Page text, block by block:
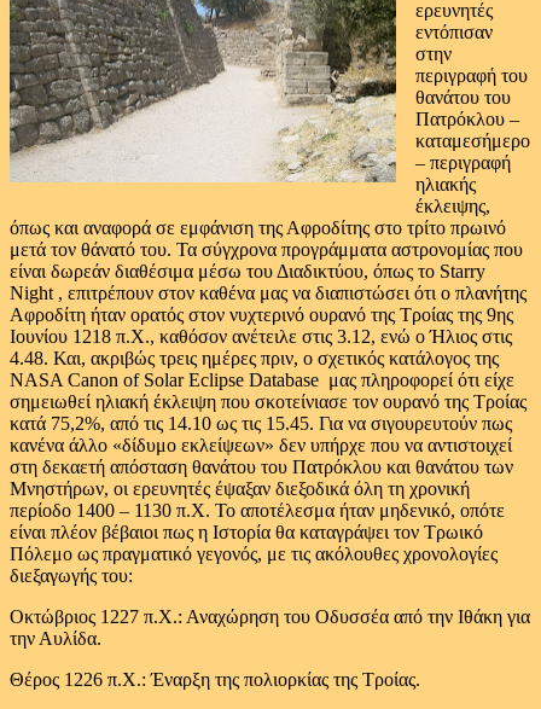
ερευνητές
εντόπισαν
στην
περιγραφή του
θανάτου του
Πατρόκλου –
καταμεσήμερο
– περιγραφή
ηλιακής
έκλειψης,
όπως και αναφορά σε εμφάνιση της Αφροδίτης στο τρίτο πρωινό
μετά τον θάνατό του. Τα σύγχρονα προγράμματα αστρονομίας που
είναι δωρεάν διαθέσιμα μέσω του Διαδικτύου, όπως το Starry
Night , επιτρέπουν στον καθένα μας να διαπιστώσει ότι ο πλανήτης
Αφροδίτη ήταν ορατός στον νυχτερινό ουρανό της Τροίας της 9ης
Ιουνίου 1218 π.Χ., καθόσον ανέτειλε στις 3.12, ενώ ο Ήλιος στις
4.48. Και, ακριβώς τρεις ημέρες πριν, ο σχετικός κατάλογος της
NASA Canon of Solar Eclipse Database μας πληροφορεί ότι είχε
σημειωθεί ηλιακή έκλειψη που σκοτείνιασε τον ουρανό της Τροίας
κατά 75,2%, από τις 14.10 ως τις 15.45. Για να σιγουρευτούν πως
κανένα άλλο «δίδυμο εκλείψεων» δεν υπήρχε που να αντιστοιχεί
στη δεκαετή απόσταση θανάτου του Πατρόκλου και θανάτου των
Μνηστήρων, οι ερευνητές έψαξαν διεξοδικά όλη τη χρονική
περίοδο 1400 – 1130 π.Χ. Το αποτέλεσμα ήταν μηδενικό, οπότε
είναι πλέον βέβαιοι πως η Ιστορία θα καταγράψει τον Τρωικό
Πόλεμο ως πραγματικό γεγονός, με τις ακόλουθες χρονολογίες
διεξαγωγής του:
Οκτώβριος 1227 π.Χ.: Αναχώρηση του Οδυσσέα από την Ιθάκη για
την Αυλίδα.
Θέρος 1226 π.Χ.: Έναρξη της πολιορκίας της Τροίας.